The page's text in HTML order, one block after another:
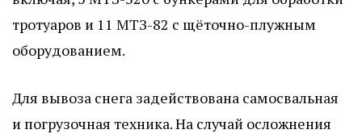
тротуаров и 11 МТЗ-82 с щёточно-плужным
оборудованием.
Для вывоза снега задействована самосвальная
и погрузочная техника. На случай осложнения